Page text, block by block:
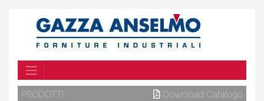
PRODOTTI Download Catalogo